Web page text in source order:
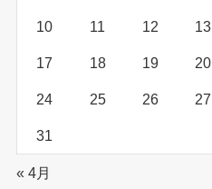
10 11 12 13
17 18 19 20
24 25 26 27
31
« 4月